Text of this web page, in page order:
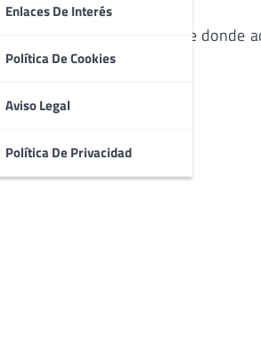
Enlaces De Interés
Política De Cookies
Aviso Legal
Política De Privacidad
lounge con sofás, desde donde